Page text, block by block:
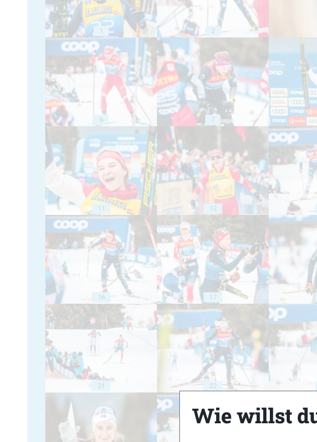
1 2
6 7
11 12
16 17
21 22
Wie willst